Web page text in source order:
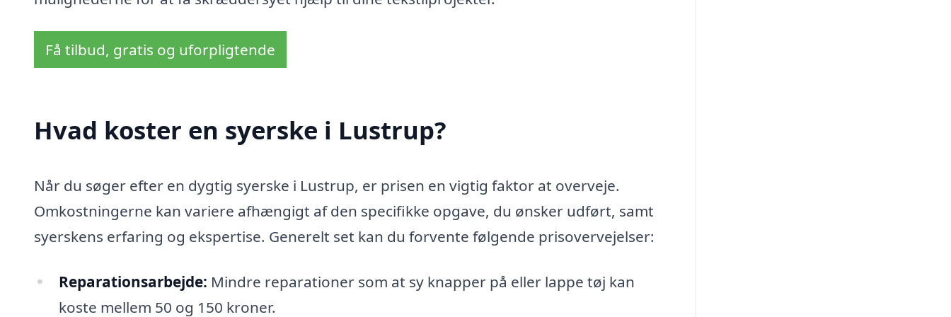
Få tilbud, gratis og uforpligtende
Hvad koster en syerske i Lustrup?
Når du søger efter en dygtig syerske i Lustrup, er prisen en vigtig faktor at overveje.
Omkostningerne kan variere afhængigt af den specifikke opgave, du ønsker udført, samt
syerskens erfaring og ekspertise. Generelt set kan du forvente følgende prisovervejelser:
Reparationsarbejde: Mindre reparationer som at sy knapper på eller lappe tøj kan
koste mellem 50 og 150 kroner.